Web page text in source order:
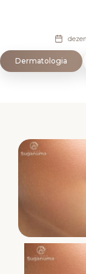
Dermatologia